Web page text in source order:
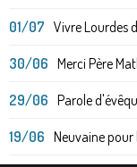
01/07 Vivre Lourdes
30/06 Merci Père
29/06 Parole
19/06 Neuvaine pour